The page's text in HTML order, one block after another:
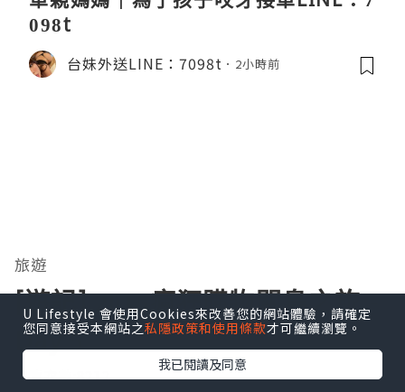
098t
台妹外送LINE：7098t 2小時前
旅遊
[遊記] 2015瘋狂購物關島之旅 -
Day 5
瀏覽次數:8212
U Lifestyle 會使用Cookies來改善您的網站體驗，請確定
您同意接受本網站之私隱政策和使用條款才可繼續瀏覽。
我已閱讀及同意